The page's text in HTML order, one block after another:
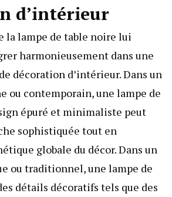
d’intérieur
la lampe de table noire lui
harmonieusement dans une
décoration d’intérieur. Dans un
ou contemporain, une lampe de
épuré et minimaliste peut
sophistiquée tout en
globale du décor. Dans un
ou traditionnel, une lampe de
détails décoratifs tels que des